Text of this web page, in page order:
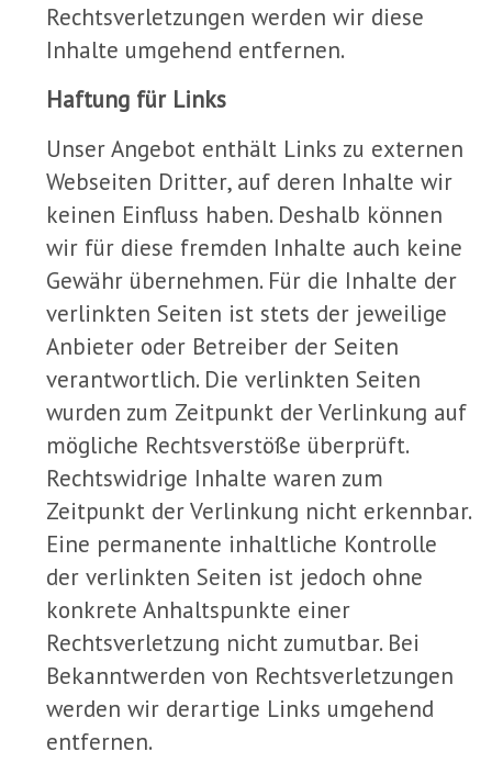
Rechtsverletzungen werden wir diese
Inhalte umgehend entfernen.
Haftung für Links
Unser Angebot enthält Links zu externen
Webseiten Dritter, auf deren Inhalte wir
keinen Einfluss haben. Deshalb können
wir für diese fremden Inhalte auch keine
Gewähr übernehmen. Für die Inhalte der
verlinkten Seiten ist stets der jeweilige
Anbieter oder Betreiber der Seiten
verantwortlich. Die verlinkten Seiten
wurden zum Zeitpunkt der Verlinkung auf
mögliche Rechtsverstöße überprüft.
Rechtswidrige Inhalte waren zum
Zeitpunkt der Verlinkung nicht erkennbar.
Eine permanente inhaltliche Kontrolle
der verlinkten Seiten ist jedoch ohne
konkrete Anhaltspunkte einer
Rechtsverletzung nicht zumutbar. Bei
Bekanntwerden von Rechtsverletzungen
werden wir derartige Links umgehend
entfernen.